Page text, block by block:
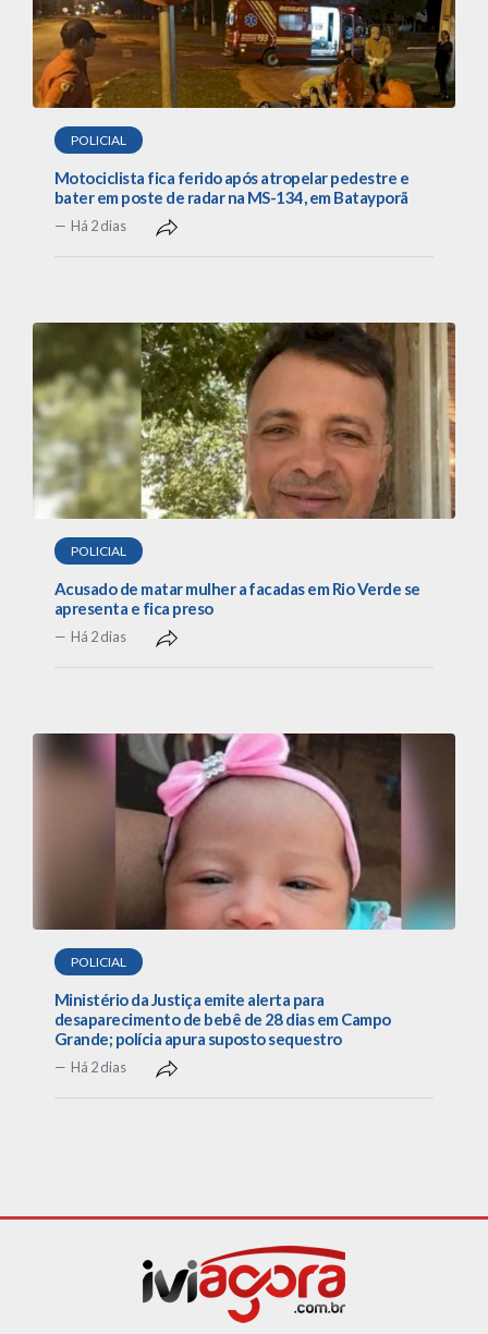
POLICIAL
Motociclista fica ferido após atropelar pedestre e
bater em poste de radar na MS-134, em Batayporã
Há 2 dias
POLICIAL
Acusado de matar mulher a facadas em Rio Verde se
apresenta e fica preso
Há 2 dias
POLICIAL
Ministério da Justiça emite alerta para
desaparecimento de bebê de 28 dias em Campo
Grande; polícia apura suposto sequestro
Há 2 dias